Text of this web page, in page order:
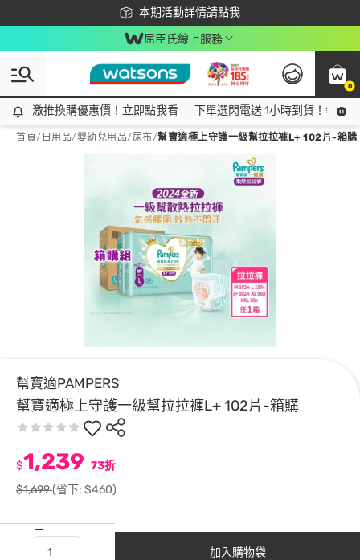
本期活動詳情請點我
下載app最高回饋$350
屈臣氏線上服務
0
激推換購優惠價！立即點我看
激推換購優惠價！立即點我看 下單選閃電送 1小時到貨！領神
首頁/ 日用品/嬰幼兒用品/尿布/幫寶適極上守護一級幫拉拉褲L+ 102片-箱購
幫寶適PAMPERS
幫寶適極上守護一級幫拉拉褲L+ 102片-箱購
$1,239 73折
$1,699(省下: $460)
加入購物袋